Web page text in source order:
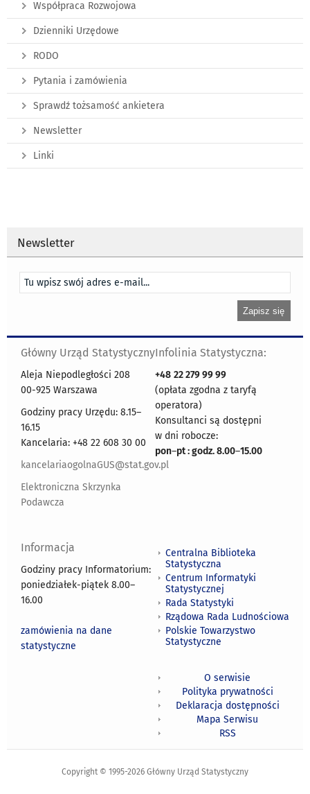
Współpraca Rozwojowa
Dzienniki Urzędowe
RODO
Pytania i zamówienia
Sprawdź tożsamość ankietera
Newsletter
Linki
Newsletter
Główny Urząd Statystyczny
Aleja Niepodległości 208
00-925 Warszawa
Godziny pracy Urzędu: 8.15–
16.15
Kancelaria: +48 22 608 30 00
kancelariaogolnaGUS@stat.gov.pl
Elektroniczna Skrzynka
Podawcza
Infolinia Statystyczna:
+48 22 279 99 99
(opłata zgodna z taryfą
operatora)
Konsultanci są dostępni
w dni robocze:
pon–pt : godz. 8.00–15.00
Informacja
Godziny pracy Informatorium:
poniedziałek-piątek 8.00–
16.00
zamówienia na dane
statystyczne
Centralna Biblioteka
Statystyczna
Centrum Informatyki
Statystycznej
Rada Statystyki
Rządowa Rada Ludnościowa
Polskie Towarzystwo
Statystyczne
O serwisie
Polityka prywatności
Deklaracja dostępności
Mapa Serwisu
RSS
Copyright © 1995-2026 Główny Urząd Statystyczny